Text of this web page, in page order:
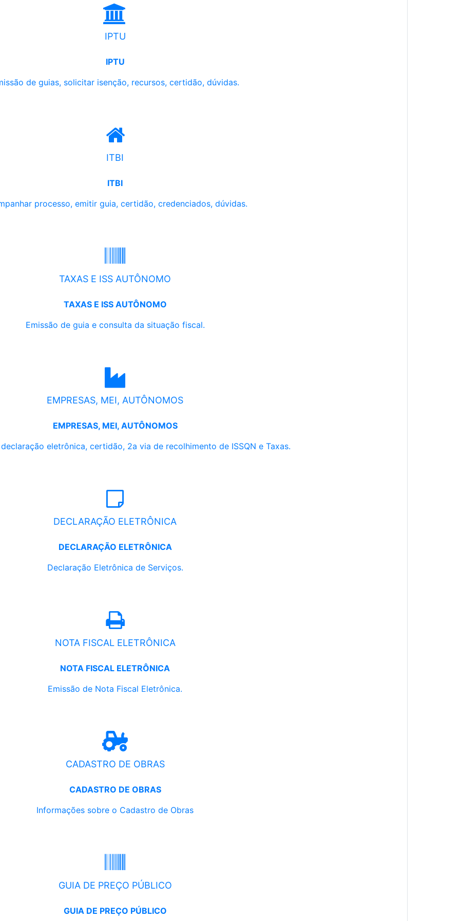
IPTU
IPTU
de guias, solicitar isenção, recursos, certidão, dúvidas.
ITBI
ITBI
processo, emitir guia, certidão, credenciados, dúvidas.
TAXAS E ISS AUTÔNOMO
TAXAS E ISS AUTÔNOMO
Emissão de guia e consulta da situação fiscal.
EMPRESAS, MEI, AUTÔNOMOS
EMPRESAS, MEI, AUTÔNOMOS
eletrônica, certidão, 2a via de recolhimento de ISSQN e Taxas.
DECLARAÇÃO ELETRÔNICA
DECLARAÇÃO ELETRÔNICA
Declaração Eletrônica de Serviços.
NOTA FISCAL ELETRÔNICA
NOTA FISCAL ELETRÔNICA
Emissão de Nota Fiscal Eletrônica.
CADASTRO DE OBRAS
CADASTRO DE OBRAS
Informações sobre o Cadastro de Obras
GUIA DE PREÇO PÚBLICO
GUIA DE PREÇO PÚBLICO